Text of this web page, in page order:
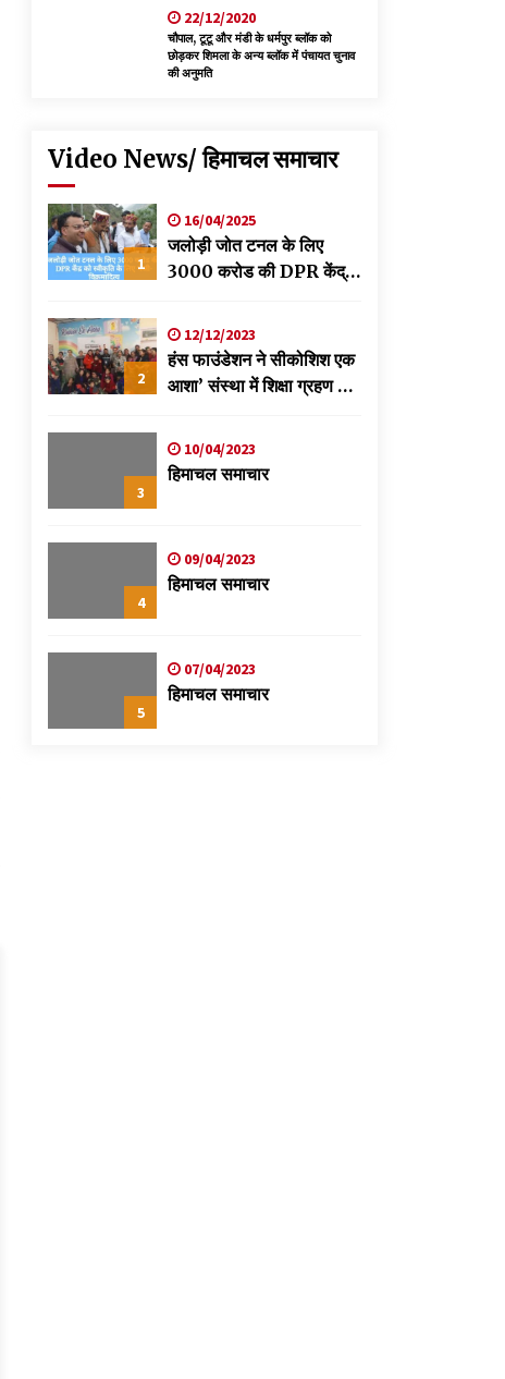
22/12/2020
चौपाल, टूटू और मंडी के धर्मपुर ब्लॉक को
छोड़कर शिमला के अन्य ब्लॉक में पंचायत चुनाव
की अनुमति
Video News/ हिमाचल समाचार
1
16/04/2025
जलोड़ी जोत टनल के लिए
3000 करोड की DPR केंद्र
विक्रमादित्य
2
12/12/2023
हंस फाउंडेशन ने सीकोशिश एक
आशा’ संस्था में शिक्षा ग्रहण कर
स्वास्थ्य शिविर
3
10/04/2023
हिमाचल समाचार
4
09/04/2023
हिमाचल समाचार
5
07/04/2023
हिमाचल समाचार